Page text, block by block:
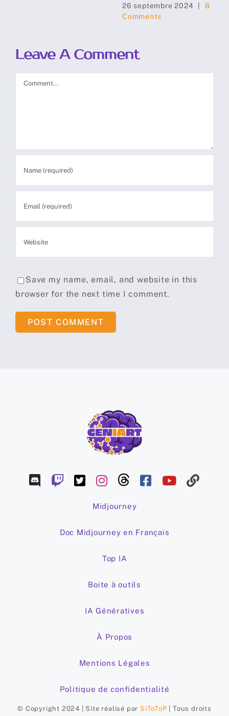
26 septembre 2024
8
Comments
Leave A Comment
Comment
Save my name, email, and website in this
browser for the next time I comment.
Midjourney
Doc Midjourney en Français
Top IA
Boite à outils
IA Génératives
À Propos
Mentions Légales
Politique de confidentialité
© Copyright 2024 | Site réalisé par SiToToP | Tous droits